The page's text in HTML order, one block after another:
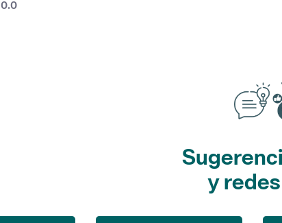
0.0La valoración media es de 0 estrellas de 5.
y